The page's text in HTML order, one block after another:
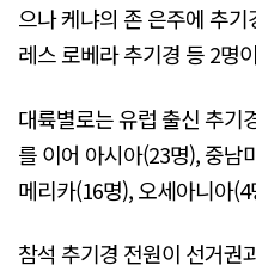
으나 케냐의 존 은주에 추
레스 로베라 추기경 등 2명
대륙별로는 유럽 출신 추기
를 이어 아시아(23명), 중남
메리카(16명), 오세아니아
참석 추기경 전원이 선거권